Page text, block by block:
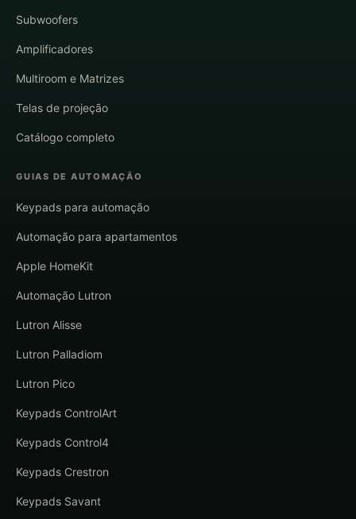
Subwoofers
Amplificadores
Multiroom e Matrizes
Telas de projeção
Catálogo completo
GUIAS DE AUTOMAÇÃO
Keypads para automação
Automação para apartamentos
Apple HomeKit
Automação Lutron
Lutron Alisse
Lutron Palladiom
Lutron Pico
Keypads ControlArt
Keypads Control4
Keypads Crestron
Keypads Savant